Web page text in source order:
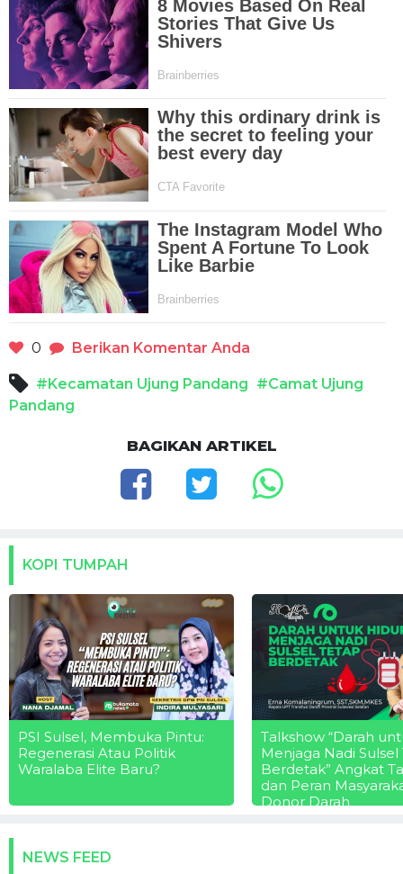
0 Berikan Komentar Anda
#Kecamatan Ujung Pandang #Camat Ujung
Pandang
BAGIKAN ARTIKEL
KOPI TUMPAH
PSI Sulsel, Membuka Pintu:
Regenerasi Atau Politik
Waralaba Elite Baru?
Talkshow “Darah
Menjaga Nadi Sulsel
Berdetak” Angkat
dan Peran
Donor Darah
NEWS FEED